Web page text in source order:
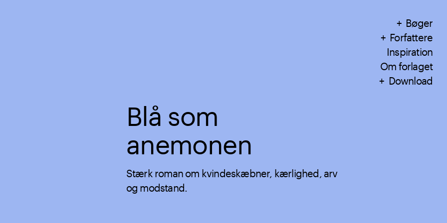
Bøger
Forfattere
Inspiration
Om forlaget
Download
Blå som
anemonen
Stærk roman om kvindeskæbner, kærlighed, arv
og modstand.